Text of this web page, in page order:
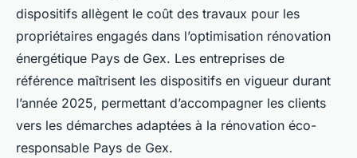
dispositifs allègent le coût des travaux pour les
propriétaires engagés dans l’optimisation rénovation
énergétique Pays de Gex. Les entreprises de
référence maîtrisent les dispositifs en vigueur durant
l’année 2025, permettant d’accompagner les clients
vers les démarches adaptées à la rénovation éco-
responsable Pays de Gex.